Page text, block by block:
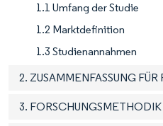
1.1 Umfang der Studie
1.2 Marktdefinition
1.3 Studienannahmen
2. ZUSAMMENFASSUNG
3. FORSCHUNGSMETHODIK